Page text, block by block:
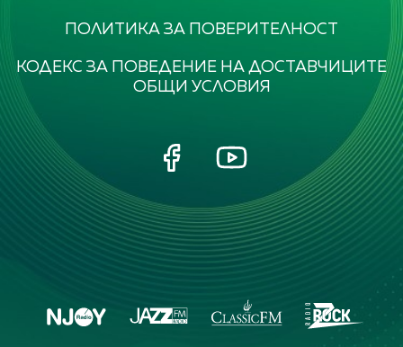
ПОЛИТИКА ЗА ПОВЕРИТЕЛНОСТ
КОДЕКС ЗА ПОВЕДЕНИЕ НА ДОСТАВЧИЦИТЕ
ОБЩИ УСЛОВИЯ